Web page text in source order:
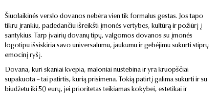
Šiuolaikinės verslo dovanos nebėra vien tik formalus gestas. Jos tapo
tikru įrankiu, padedančiu išreikšti įmonės vertybes, kultūrą ir požiūrį į
santykius. Tarp įvairių dovanų tipų, valgomos dovanos su įmonės
logotipu išsiskiria savo universalumu, jaukumu ir gebėjimu sukurti stiprų
emocinį ryšį.
Dovana, kuri skaniai kvepia, maloniai nustebina ir yra kruopščiai
supakuota – tai patirtis, kurią prisimena. Tokią patirtį galima sukurti ir su
biudžetu iki 50 eurų, jei prioritetas teikiamas kokybei, estetikai ir